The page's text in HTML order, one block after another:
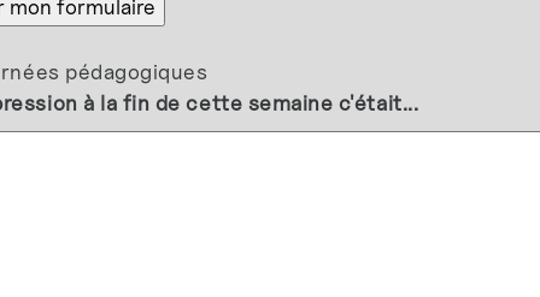
pédagogiques
à la fin de cette semaine c'était...